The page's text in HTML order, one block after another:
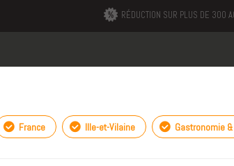
RÉDUCTION SUR PLUS DE 300
France Ille-et-Vilaine Gastronomie